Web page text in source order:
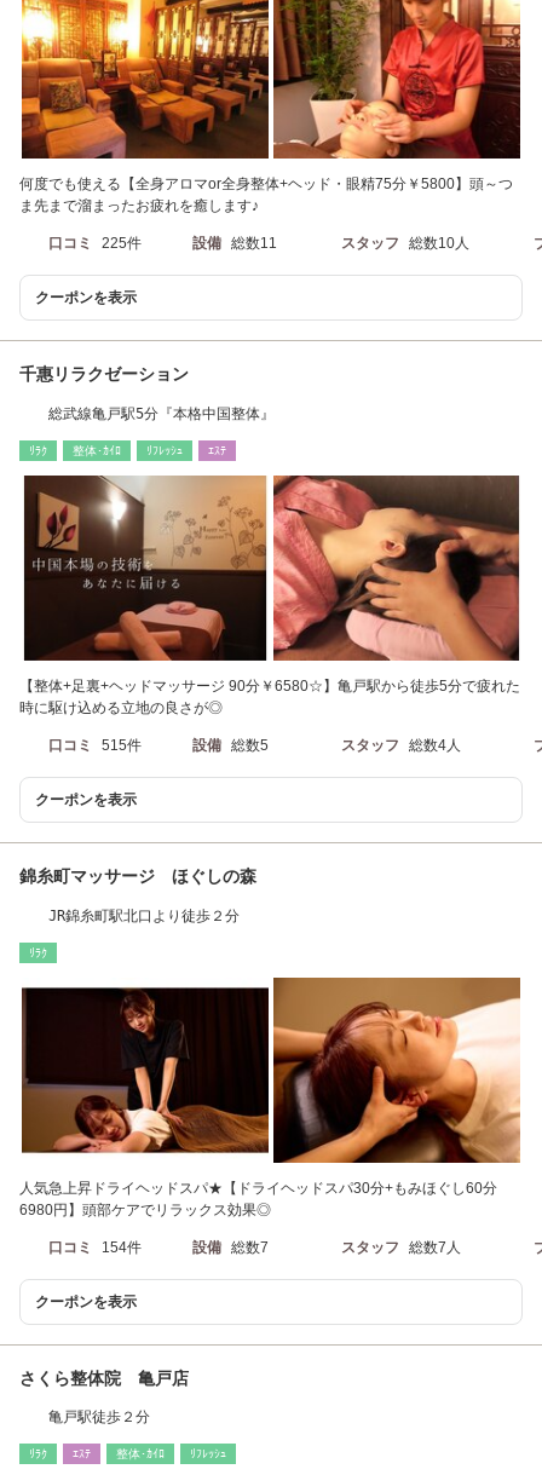
何度でも使える【全身アロマor全身整体+ヘッド・眼精75分￥5800】頭～つ
ま先まで溜まったお疲れを癒します♪
口コミ 225件 設備 総数11 スタッフ 総数10人
クーポンを表示
千惠リラクゼーション
総武線亀戸駅5分『本格中国整体』
ﾘﾗｸ 整体･ｶｲﾛ ﾘﾌﾚｯｼｭ ｴｽﾃ
【整体+足裏+ヘッドマッサージ 90分￥6580☆】亀戸駅から徒歩5分で疲れた
時に駆け込める立地の良さが◎
口コミ 515件 設備 総数5 スタッフ 総数4人
クーポンを表示
錦糸町マッサージ ほぐしの森
JR錦糸町駅北口より徒歩２分
ﾘﾗｸ
人気急上昇ドライヘッドスパ★【ドライヘッドスパ30分+もみほぐし60分
6980円】頭部ケアでリラックス効果◎
口コミ 154件 設備 総数7 スタッフ 総数7人
クーポンを表示
さくら整体院 亀戸店
亀戸駅徒歩２分
ﾘﾗｸ ｴｽﾃ 整体･ｶｲﾛ ﾘﾌﾚｯｼｭ